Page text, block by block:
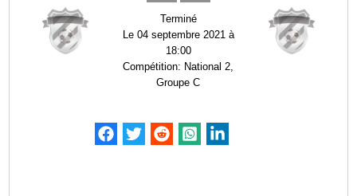
Terminé
Le 04 septembre 2021 à
18:00
Compétition: National 2,
Groupe C